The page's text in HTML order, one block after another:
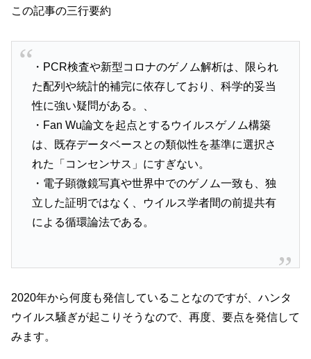
この記事の三行要約
・PCR検査や新型コロナのゲノム解析は、限られ
た配列や統計的補完に依存しており、科学的妥当
性に強い疑問がある。、
・Fan Wu論文を起点とするウイルスゲノム構築
は、既存データベースとの類似性を基準に選択さ
れた「コンセンサス」にすぎない。
・電子顕微鏡写真や世界中でのゲノム一致も、独
立した証明ではなく、ウイルス学者間の前提共有
による循環論法である。
2020年から何度も発信していることなのですが、ハンタ
ウイルス騒ぎが起こりそうなので、再度、要点を発信して
みます。